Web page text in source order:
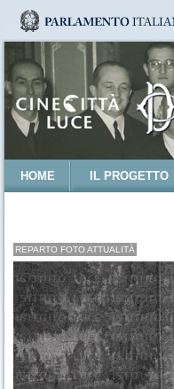
HOME IL PROGETTO
REPARTO FOTO ATTUALITÀ